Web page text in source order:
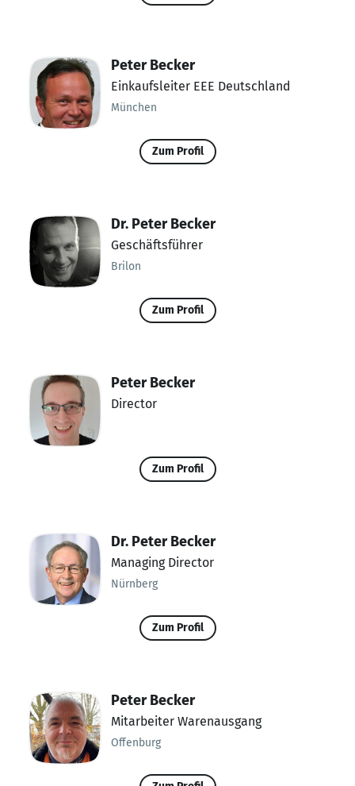
Peter Becker
Einkaufsleiter EEE Deutschland
München
Zum Profil
Dr. Peter Becker
Geschäftsführer
Brilon
Zum Profil
Peter Becker
Director
Zum Profil
Dr. Peter Becker
Managing Director
Nürnberg
Zum Profil
Peter Becker
Mitarbeiter Warenausgang
Offenburg